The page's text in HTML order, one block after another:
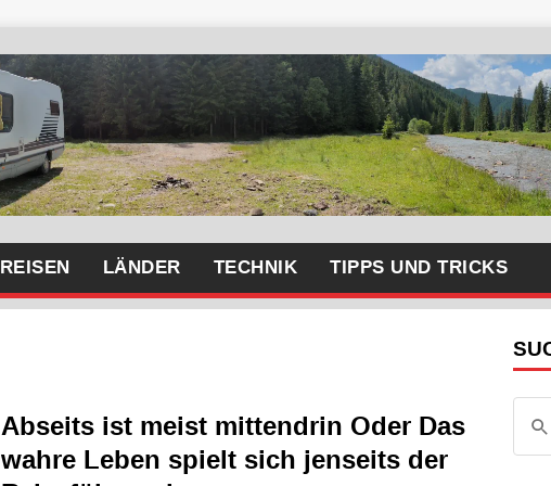
REISEN LÄNDER TECHNIK TIPPS UND TRICKS
Abseits ist meist mittendrin Oder Das
wahre Leben spielt sich jenseits der